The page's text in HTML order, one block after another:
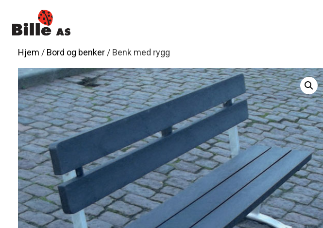
innhold
Hjem / Bord og benker/ Benk med rygg